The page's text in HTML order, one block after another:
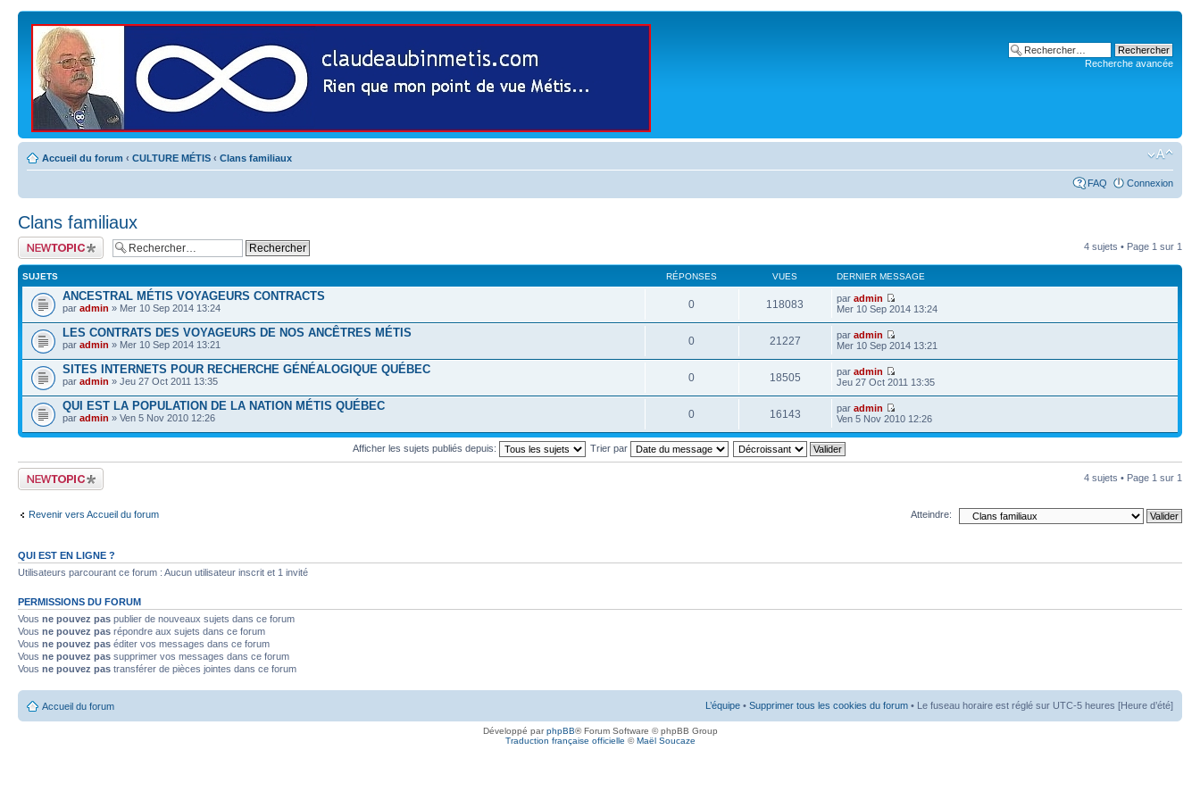
Recherche avancée
Accueil du forum ‹ CULTURE MÉTIS ‹ Clans familiaux
FAQ Connexion
Clans familiaux
Publier un nouveau
sujet
4 sujets • Page 1 sur 1
SUJETS RÉPONSES VUES DERNIER MESSAGE
ANCESTRAL MÉTIS VOYAGEURS CONTRACTS
par admin » Mer 10 Sep 2014 13:24 0 118083 paradmin
Mer 10 Sep 2014 13:24
LES CONTRATS DES VOYAGEURS DE NOS ANCÊTRES MÉTIS
par admin » Mer 10 Sep 2014 13:21 0 21227 paradmin
Mer 10 Sep 2014 13:21
SITES INTERNETS POUR RECHERCHE GÉNÉALOGIQUE QUÉBEC
par admin » Jeu 27 Oct 2011 13:35 0 18505 paradmin
Jeu 27 Oct 2011 13:35
QUI EST LA POPULATION DE LA NATION MÉTIS QUÉBEC
par admin » Ven 5 Nov 2010 12:26 0 16143 paradmin
Ven 5 Nov 2010 12:26
Afficher les sujets publiés depuis: Trier par
Publier un nouveau
sujet
4 sujets • Page 1 sur 1
Revenir vers Accueil du forum Atteindre:
QUI EST EN LIGNE ?
Utilisateurs parcourant ce forum : Aucun utilisateur inscrit et 1 invité
PERMISSIONS DU FORUM
Vous ne pouvez pas publier de nouveaux sujets dans ce forum
Vous ne pouvez pas répondre aux sujets dans ce forum
Vous ne pouvez pas éditer vos messages dans ce forum
Vous ne pouvez pas supprimer vos messages dans ce forum
Vous ne pouvez pas transférer de pièces jointes dans ce forum
Accueil du forum L’équipe • Supprimer tous les cookies du forum • Le fuseau horaire est réglé sur UTC-5 heures [Heure d’été]
Développé parphpBB® Forum Software © phpBB Group
Traduction française officielle ©Maël Soucaze